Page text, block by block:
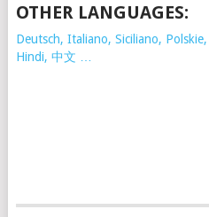
OTHER LANGUAGES:
Deutsch, Italiano, Siciliano, Polskie,
Hindi, 中文 …